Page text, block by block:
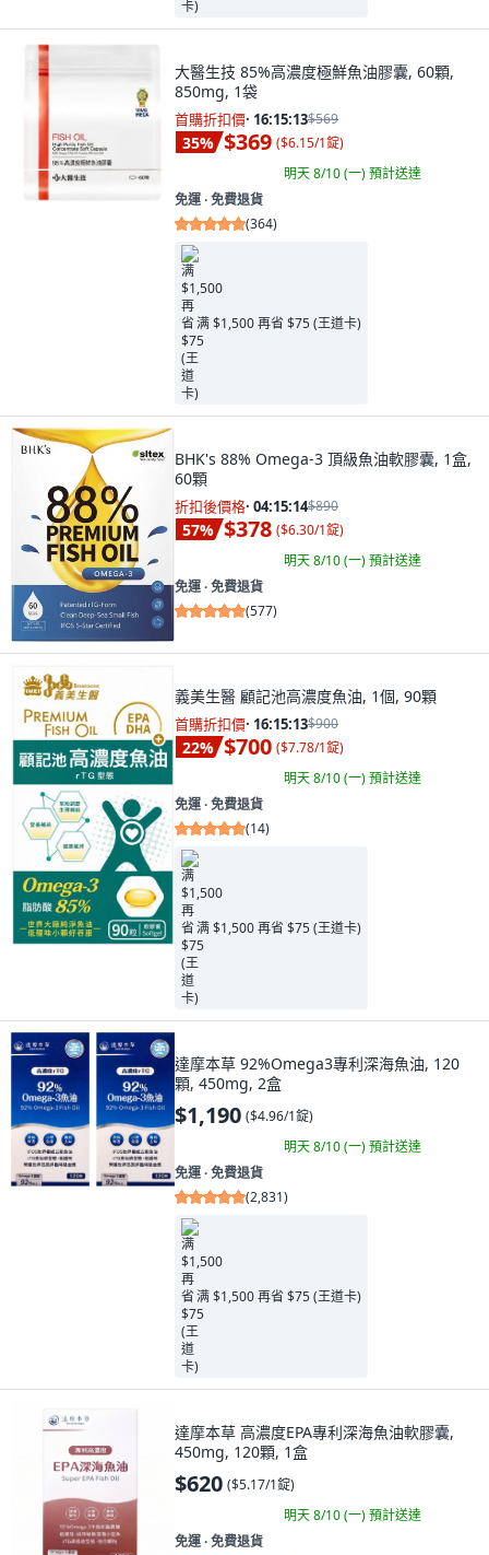
大醫生技 85%高濃度極鮮魚油膠囊, 60顆,
850mg, 1袋
首購折扣價· 16:15:11$569
35% $369 ($6.15/1錠)
明天 8/10 (一)預計送達
免運 ∙ 免費退貨
(364)
满 $1,500 再省 $75 (王道卡)
BHK's 88% Omega-3 頂級魚油軟膠囊, 1盒,
60顆
折扣後價格· 04:15:12$890
57% $378 ($6.30/1錠)
明天 8/10 (一)預計送達
免運 ∙ 免費退貨
(577)
義美生醫 顧記池高濃度魚油, 1個, 90顆
首購折扣價· 16:15:11$900
22% $700 ($7.78/1錠)
明天 8/10 (一)預計送達
免運 ∙ 免費退貨
(14)
满 $1,500 再省 $75 (王道卡)
達摩本草 92%Omega3專利深海魚油, 120
顆, 450mg, 2盒
$1,190 ($4.96/1錠)
明天 8/10 (一)預計送達
免運 ∙ 免費退貨
(2,831)
满 $1,500 再省 $75 (王道卡)
達摩本草 高濃度EPA專利深海魚油軟膠囊,
450mg, 120顆, 1盒
$620 ($5.17/1錠)
明天 8/10 (一)預計送達
免運 ∙ 免費退貨